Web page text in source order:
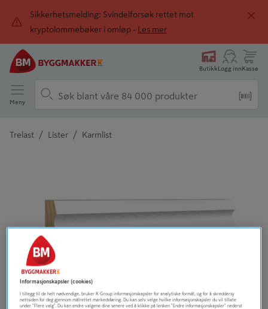
Sikkerhetsmelding: Svindelforsøk rettet mot
kryptolommebøker i omløp -
Les mer
ButikkLogg innKasse
Meny
Trelast / Lister / Karmlist
Tidligere
Informasjonskapsler (cookies)
I tillegg til de helt nødvendige, bruker K Group informasjonskapsler for analytiske formål, og for å skreddersy
nettsiden for deg gjennom målrettet markedsføring. Du kan selv velge hvilke informasjonskapsler du vil tillate
under "Flere valg". Du kan endre valgene dine senere ved å klikke på lenken "Endre informasjonskapsler" nederst